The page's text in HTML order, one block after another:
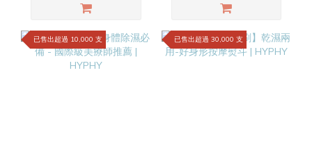
已售出超過 10,000 支 已售出超過 30,000 支